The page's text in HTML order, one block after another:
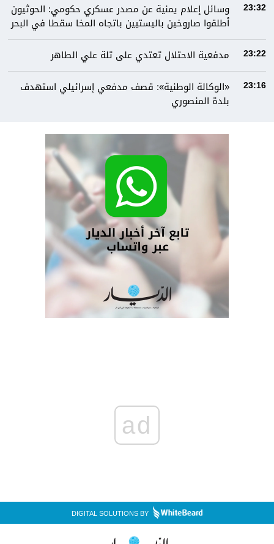
23:32
وسائل إعلام يمنية عن مصدر عسكري حكومي: الحوثيون
أطلقوا صاروخين باليستيين باتجاه المخا سقطا في البحر
23:22 مدفعية الاحتلال تعتدي على تلة علي الطاهر
23:16
«الوكالة الوطنية»: قصف مدفعي إسرائيلي استهدف
بلدة المنصوري
ad
DIGITAL SOLUTIONS BY